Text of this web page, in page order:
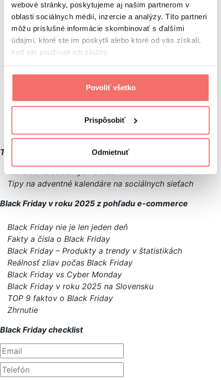
webové stránky, poskytujeme aj našim partnerom v
oblasti sociálnych médií, inzercie a analýzy. Títo partneri
môžu príslušné informácie skombinovať s ďalšími
údajmi, ktoré ste im poskytli alebo ktoré od vás získali,
keď ste používali ich služby.
Povoliť všetko
Prispôsobiť
Odmietnuť
Plánujte vopred a buďte konzistentní
Váš profil by mal kričať: „Šťastné a veselé!”
Zapojte publikum
Nezabúdajte na hodnotný obsah
Komunikujte urgenciu a nedostatok
Buďte ľudskí a autentickí
Interagujte s fanúšikmi
Zhrnutie
Tipy a nápady na adventný kalendár na sociálne siete
Vianoce na sociálnych sieťach
Tipy na adventné kalendáre na sociálnych sieťach
Black Friday v roku 2025 z pohľadu e-commerce
Black Friday nie je len jeden deň
Fakty a čísla o Black Friday
Black Friday – Produkty a trendy v štatistikách
Reálnosť zliav počas Black Friday
Black Friday vs Cyber Monday
Black Friday v roku 2025 na Slovensku
TOP 9 faktov o Black Friday
Zhrnutie
Black Friday checklist